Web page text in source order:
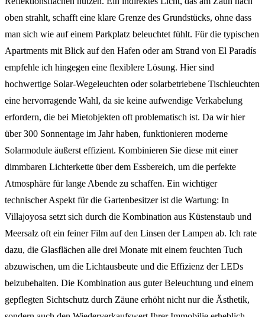
oben strahlt, schafft eine klare Grenze des Grundstücks, ohne dass
man sich wie auf einem Parkplatz beleuchtet fühlt. Für die typischen
Apartments mit Blick auf den Hafen oder am Strand von El Paradís
empfehle ich hingegen eine flexiblere Lösung. Hier sind
hochwertige Solar-Wegeleuchten oder solarbetriebene Tischleuchten
eine hervorragende Wahl, da sie keine aufwendige Verkabelung
erfordern, die bei Mietobjekten oft problematisch ist. Da wir hier
über 300 Sonnentage im Jahr haben, funktionieren moderne
Solarmodule äußerst effizient. Kombinieren Sie diese mit einer
dimmbaren Lichterkette über dem Essbereich, um die perfekte
Atmosphäre für lange Abende zu schaffen. Ein wichtiger
technischer Aspekt für die Gartenbesitzer ist die Wartung: In
Villajoyosa setzt sich durch die Kombination aus Küstenstaub und
Meersalz oft ein feiner Film auf den Linsen der Lampen ab. Ich rate
dazu, die Glasflächen alle drei Monate mit einem feuchten Tuch
abzuwischen, um die Lichtausbeute und die Effizienz der LEDs
beizubehalten. Die Kombination aus guter Beleuchtung und einem
gepflegten Sichtschutz durch Zäune erhöht nicht nur die Ästhetik,